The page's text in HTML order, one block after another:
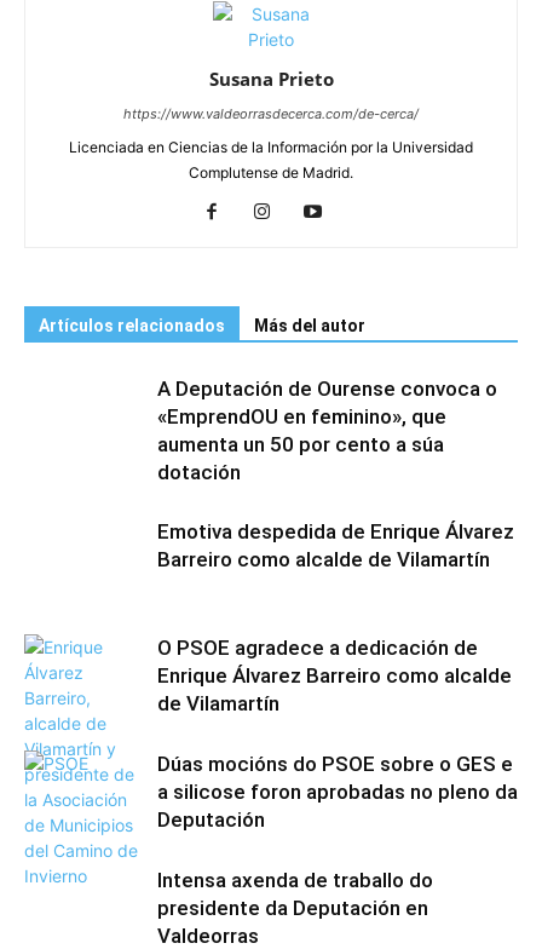
Susana Prieto
https://www.valdeorrasdecerca.com/de-cerca/
Licenciada en Ciencias de la Información por la Universidad
Complutense de Madrid.
Artículos relacionados Más del autor
A Deputación de Ourense convoca o
«EmprendOU en feminino», que
aumenta un 50 por cento a súa
dotación
Emotiva despedida de Enrique Álvarez
Barreiro como alcalde de Vilamartín
O PSOE agradece a dedicación de
Enrique Álvarez Barreiro como alcalde
de Vilamartín
Dúas mocións do PSOE sobre o GES e
a silicose foron aprobadas no pleno da
Deputación
Intensa axenda de traballo do
presidente da Deputación en
Valdeorras